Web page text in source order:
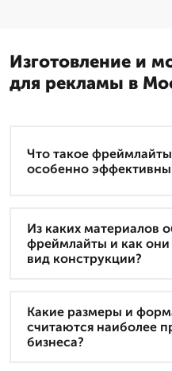
Изготовление и
для рекламы в
Что такое
особенно
Из каких материалов
фреймлайты и как
вид конструкции?
Какие размеры и
считаются наиболее
бизнеса?